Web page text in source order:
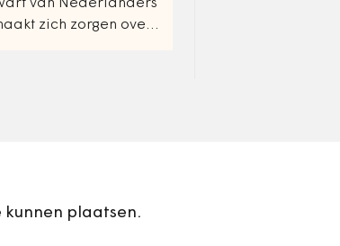
van Nederlanders
zich zorgen over
kunnen plaatsen.